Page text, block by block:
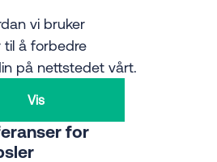
vi bruker
til å forbedre
på nettstedet vårt.
Vis
for